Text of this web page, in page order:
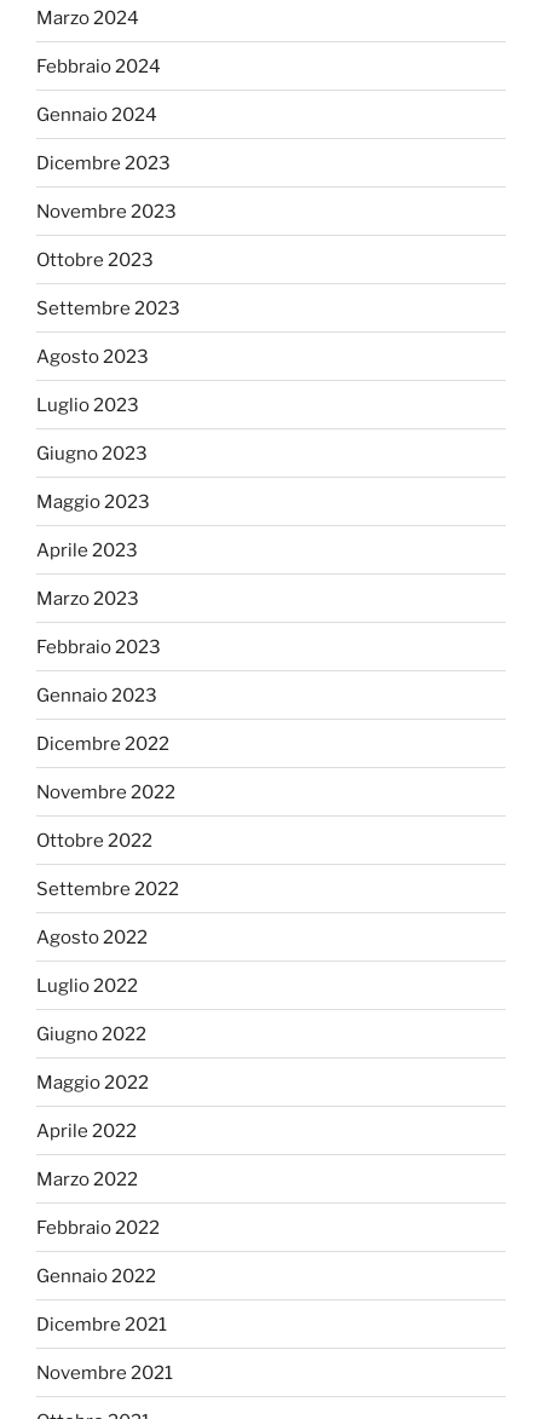
Marzo 2024
Febbraio 2024
Gennaio 2024
Dicembre 2023
Novembre 2023
Ottobre 2023
Settembre 2023
Agosto 2023
Luglio 2023
Giugno 2023
Maggio 2023
Aprile 2023
Marzo 2023
Febbraio 2023
Gennaio 2023
Dicembre 2022
Novembre 2022
Ottobre 2022
Settembre 2022
Agosto 2022
Luglio 2022
Giugno 2022
Maggio 2022
Aprile 2022
Marzo 2022
Febbraio 2022
Gennaio 2022
Dicembre 2021
Novembre 2021